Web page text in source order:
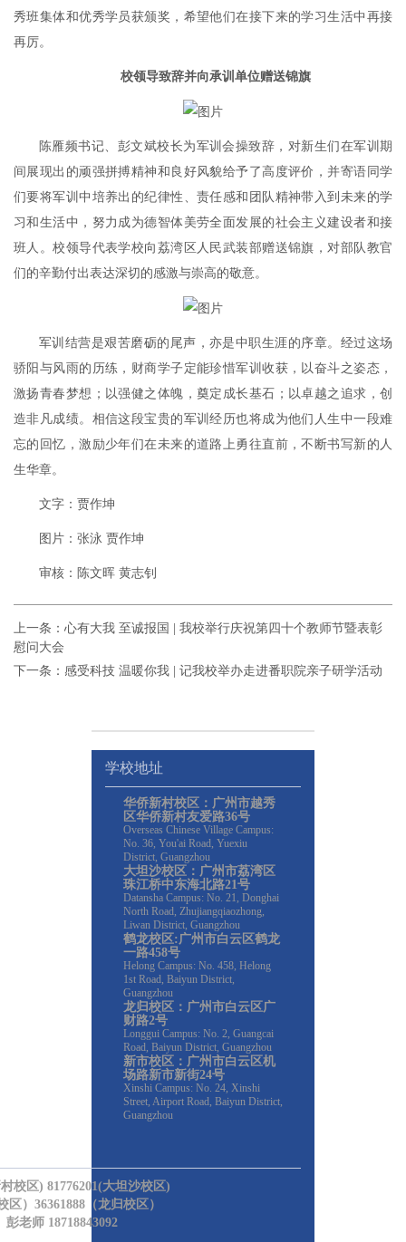
秀班集体和优秀学员获颁奖，希望他们在接下来的学习生活中再接
再厉。
校领导致辞并向承训单位赠送锦旗
陈雁频书记、彭文斌校长为军训会操致辞，对新生们在军训期
间展现出的顽强拼搏精神和良好风貌给予了高度评价，并寄语同学
们要将军训中培养出的纪律性、责任感和团队精神带入到未来的学
习和生活中，努力成为德智体美劳全面发展的社会主义建设者和接
班人。校领导代表学校向荔湾区人民武装部赠送锦旗，对部队教官
们的辛勤付出表达深切的感激与崇高的敬意。
军训结营是艰苦磨砺的尾声，亦是中职生涯的序章。经过这场
骄阳与风雨的历练，财商学子定能珍惜军训收获，以奋斗之姿态，
激扬青春梦想；以强健之体魄，奠定成长基石；以卓越之追求，创
造非凡成绩。相信这段宝贵的军训经历也将成为他们人生中一段难
忘的回忆，激励少年们在未来的道路上勇往直前，不断书写新的人
生华章。
文字：贾作坤
图片：张泳 贾作坤
审核：陈文晖 黄志钊
上一条： 心有大我 至诚报国 | 我校举行庆祝第四十个教师节暨表彰
慰问大会
下一条： 感受科技 温暖你我 | 记我校举办走进番职院亲子研学活动
学校地址
华侨新村校区：广州市越秀
区华侨新村友爱路36号
Overseas Chinese Village Campus:
No. 36, You'ai Road, Yuexiu
District, Guangzhou
大坦沙校区：广州市荔湾区
珠江桥中东海北路21号
Datansha Campus: No. 21, Donghai
North Road, Zhujiangqiaozhong,
Liwan District, Guangzhou
鹤龙校区:广州市白云区鹤龙
一路458号
Helong Campus: No. 458, Helong
1st Road, Baiyun District,
Guangzhou
龙归校区：广州市白云区广
财路2号
Longgui Campus: No. 2, Guangcai
Road, Baiyun District, Guangzhou
新市校区：广州市白云区机
场路新市新街24号
Xinshi Campus: No. 24, Xinshi
Street, Airport Road, Baiyun District,
Guangzhou
校区) 81776201(大坦沙校区)
区）36361888（龙归校区）
老师 18718843092